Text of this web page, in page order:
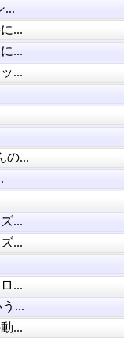
...
...
...
...
の...
...
...
...
...
...